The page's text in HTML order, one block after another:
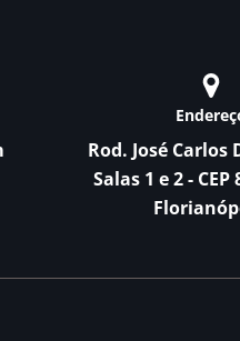
Rod. José Carlos
Salas 1 e 2 - CEP